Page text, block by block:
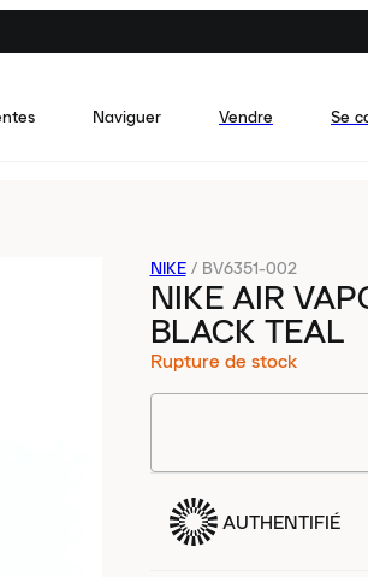
Naviguer Vendre Se
NIKE / BV6351-002
NIKE AIR
BLACK TEAL
Rupture de stock
AUTHENTIFIÉ